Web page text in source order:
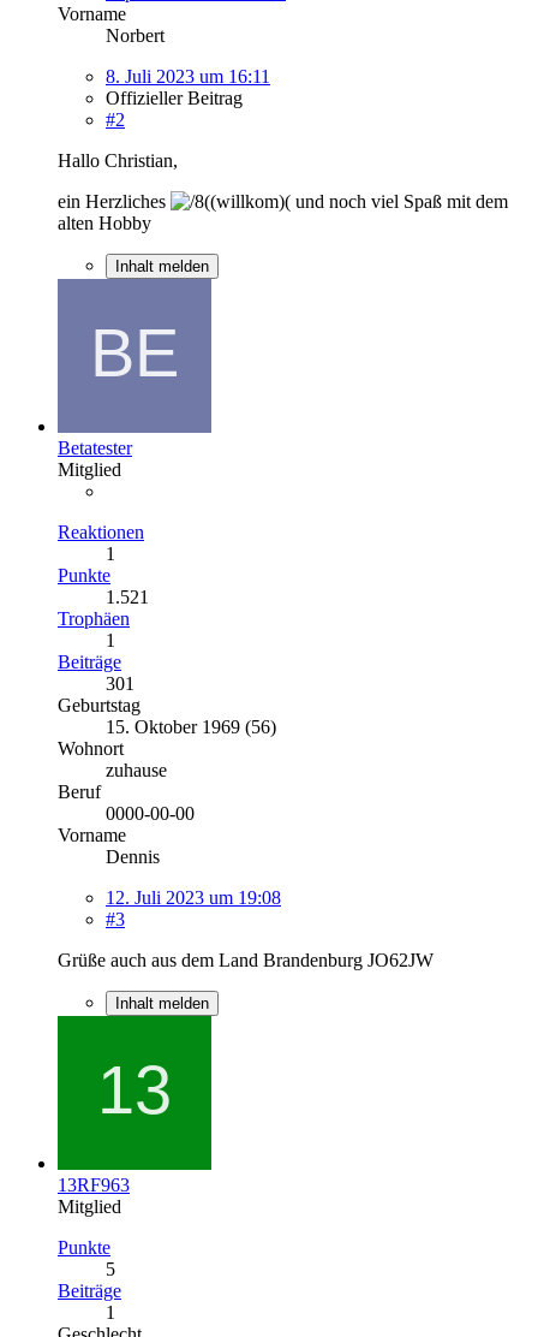
Vorname
Norbert
8. Juli 2023 um 16:11
Offizieller Beitrag
#2
Hallo Christian,
ein Herzliches
und noch viel Spaß mit dem
alten Hobby
Inhalt melden
Betatester
Mitglied
Reaktionen
1
Punkte
1.521
Trophäen
1
Beiträge
301
Geburtstag
15. Oktober 1969 (56)
Wohnort
zuhause
Beruf
0000-00-00
Vorname
Dennis
12. Juli 2023 um 19:08
#3
Grüße auch aus dem Land Brandenburg JO62JW
Inhalt melden
13RF963
Mitglied
Punkte
5
Beiträge
1